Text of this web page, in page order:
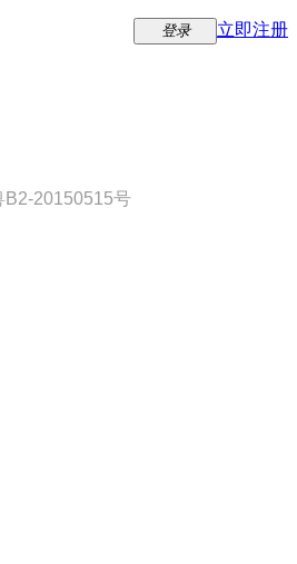
登录 立即注册
B2-20150515号